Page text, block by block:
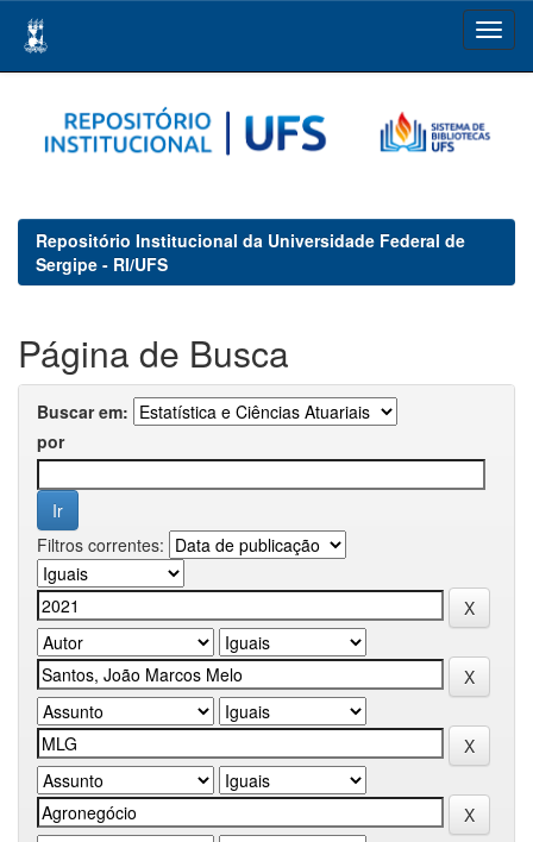
navigation
Repositório Institucional da Universidade Federal de
Sergipe - RI/UFS
Página de Busca
Buscar em:
por
Filtros correntes: